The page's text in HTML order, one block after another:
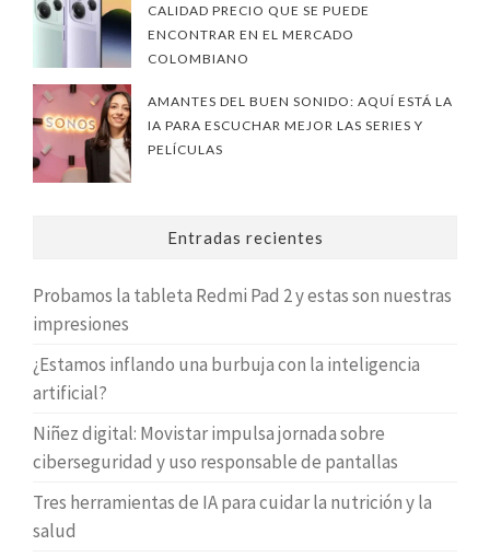
CALIDAD PRECIO QUE SE PUEDE
ENCONTRAR EN EL MERCADO
COLOMBIANO
AMANTES DEL BUEN SONIDO: AQUÍ ESTÁ LA
IA PARA ESCUCHAR MEJOR LAS SERIES Y
PELÍCULAS
Entradas recientes
Probamos la tableta Redmi Pad 2 y estas son nuestras
impresiones
¿Estamos inflando una burbuja con la inteligencia
artificial?
Niñez digital: Movistar impulsa jornada sobre
ciberseguridad y uso responsable de pantallas
Tres herramientas de IA para cuidar la nutrición y la
salud